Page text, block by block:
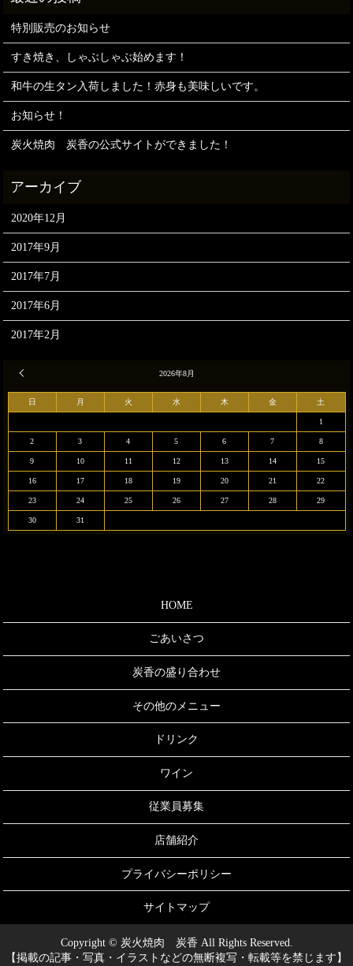
特別販売のお知らせ
すき焼き、しゃぶしゃぶ始めます！
和牛の生タン入荷しました！赤身も美味しいです。
お知らせ！
炭火焼肉 炭香の公式サイトができました！
2020年12月
2017年9月
2017年7月
2017年6月
2017年2月
2026年8月
日 月 火 水 木 金 土
1
2 3 4 5 6 7 8
9 10 11 12 13 14 15
16 17 18 19 20 21 22
23 24 25 26 27 28 29
30 31
HOME
ごあいさつ
炭香の盛り合わせ
その他のメニュー
ドリンク
ワイン
従業員募集
店舗紹介
プライバシーポリシー
サイトマップ
Copyright © 炭火焼肉 炭香 All Rights Reserved.
【掲載の記事・写真・イラストなどの無断複写・転載等を禁じます】